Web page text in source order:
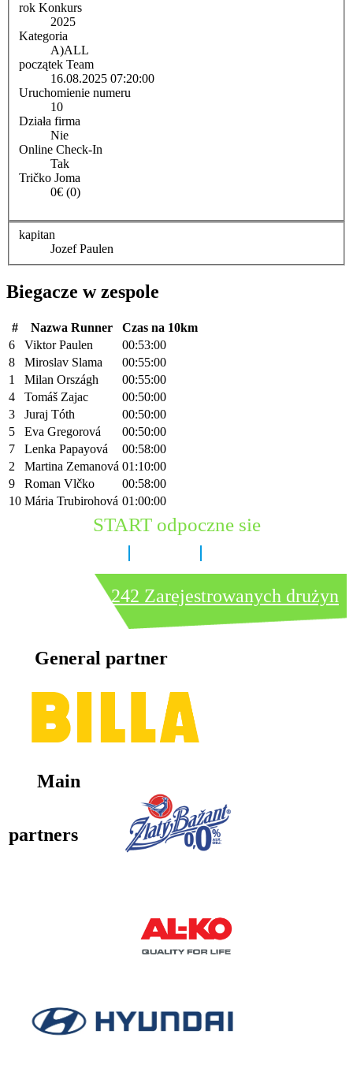
rok Konkurs
2025
Kategoria
A)ALL
początek Team
16.08.2025 07:20:00
Uruchomienie numeru
10
Działa firma
Nie
Online Check-In
Tak
Tričko Joma
0€ (0)
kapitan
Jozef Paulen
Biegacze w zespole
# Nazwa Runner
Czas na 10km
6
Viktor Paulen
00:53:00
8
Miroslav Slama
00:55:00
1
Milan Országh
00:55:00
4
Tomáš Zajac
00:50:00
3
Juraj Tóth
00:50:00
5
Eva Gregorová
00:50:00
7
Lenka Papayová
00:58:00
2
Martina Zemanová 01:10:00
9
Roman Vlčko
00:58:00
10 Mária Trubirohová 01:00:00
START odpoczne sie
242 Zarejestrowanych drużyn
General partner
Main
partners